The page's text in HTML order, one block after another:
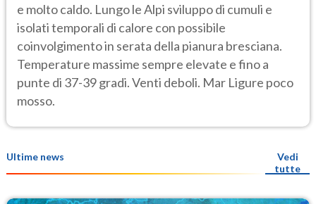
e molto caldo. Lungo le Alpi sviluppo di cumuli e
isolati temporali di calore con possibile
coinvolgimento in serata della pianura bresciana.
Temperature massime sempre elevate e fino a
punte di 37-39 gradi. Venti deboli. Mar Ligure poco
mosso.
Ultime news
Vedi
tutte